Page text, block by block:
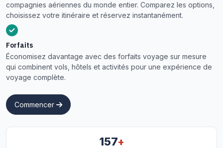
compagnies aériennes du monde entier. Comparez les options,
choisissez votre itinéraire et réservez instantanément.
Forfaits
Économisez davantage avec des forfaits voyage sur mesure
qui combinent vols, hôtels et activités pour une expérience de
voyage complète.
Commencer
157+